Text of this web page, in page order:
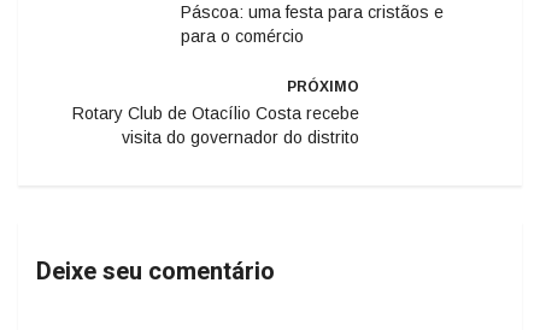
Páscoa: uma festa para cristãos e
para o comércio
PRÓXIMO
Rotary Club de Otacílio Costa recebe
visita do governador do distrito
Deixe seu comentário